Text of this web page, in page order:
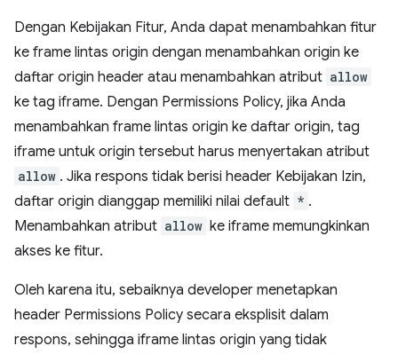
Dengan Kebijakan Fitur, Anda dapat menambahkan fitur
ke frame lintas origin dengan menambahkan origin ke
daftar origin header atau menambahkan atribut allow
ke tag iframe. Dengan Permissions Policy, jika Anda
menambahkan frame lintas origin ke daftar origin, tag
iframe untuk origin tersebut harus menyertakan atribut
allow . Jika respons tidak berisi header Kebijakan Izin,
daftar origin dianggap memiliki nilai default * .
Menambahkan atribut allow ke iframe memungkinkan
akses ke fitur.
Oleh karena itu, sebaiknya developer menetapkan
header Permissions Policy secara eksplisit dalam
respons, sehingga iframe lintas origin yang tidak